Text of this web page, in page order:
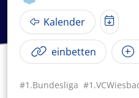
Kalender
einbetten
#1.Bundesliga